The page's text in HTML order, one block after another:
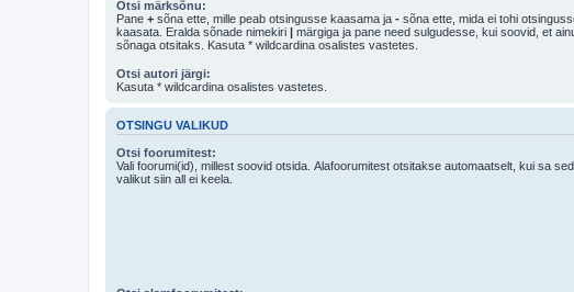
Otsi märksõnu:
Pane + sõna ette, mille peab otsingusse kaasama ja - sõna ette, mida ei tohi
kaasata. Eralda sõnade nimekiri | märgiga ja pane need sulgudesse, kui soovid, et ainult ühe
sõnaga otsitaks. Kasuta * wildcardina osalistes vastetes.
Otsi autori järgi:
Kasuta * wildcardina osalistes vastetes.
OTSINGU VALIKUD
Otsi foorumitest:
Vali foorumi(id), millest soovid otsida. Alafoorumitest otsitakse automaatselt, kui sa
valikut siin all ei keela.